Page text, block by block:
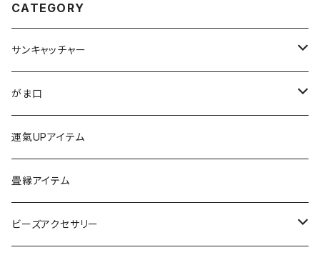
CATEGORY
サンキャッチャー
ストラップ
チャーム
バッグチャーム
カーアクセサリー
がま口
ちびがま
カードケース
コインケース
運氣UPアイテム
畳縁アイテム
ビーズアクセサリー